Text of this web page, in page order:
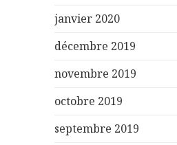
janvier 2020
décembre 2019
novembre 2019
octobre 2019
septembre 2019